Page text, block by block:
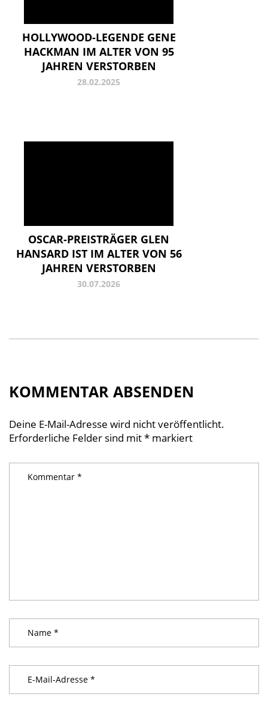
HOLLYWOOD-LEGENDE GENE
HACKMAN IM ALTER VON 95
JAHREN VERSTORBEN
28.02.2025
OSCAR-PREISTRÄGER GLEN
HANSARD IST IM ALTER VON 56
JAHREN VERSTORBEN
30.07.2026
KOMMENTAR ABSENDEN
Deine E-Mail-Adresse wird nicht veröffentlicht.
Erforderliche Felder sind mit* markiert